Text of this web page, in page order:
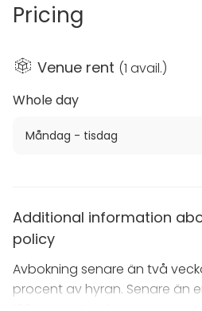
Pricing
Venue rent (1 avail.)
Whole day
Måndag - tisdag
Additional information
policy
Avbokning senare än två
procent av hyran. Senare än